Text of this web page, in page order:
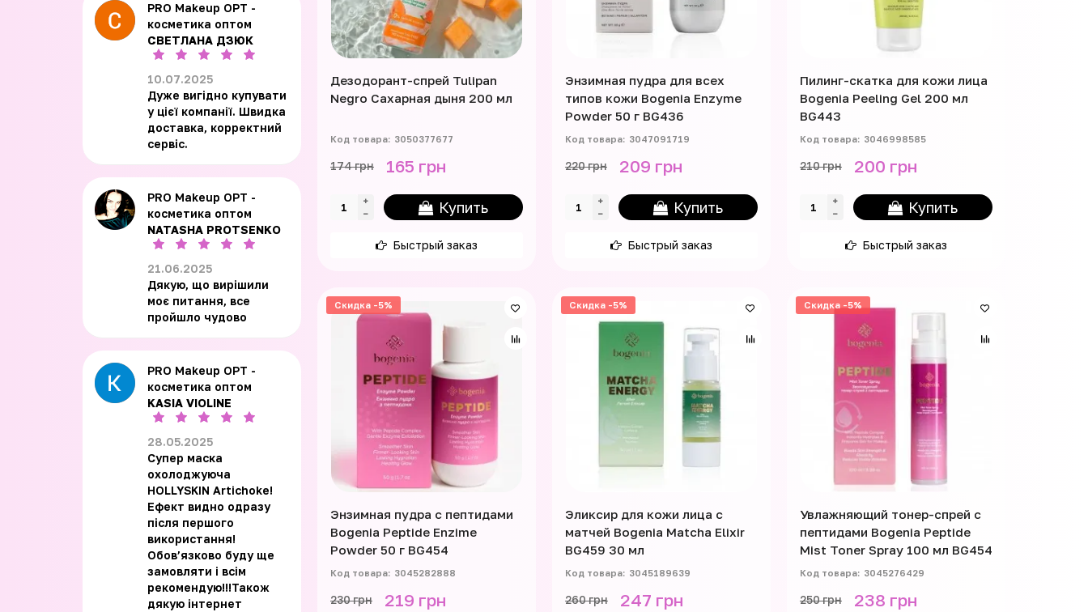
PRO Makeup OPT -
косметика оптом
СВЕТЛАНА ДЗЮК
10.07.2025
Дуже вигідно купувати
у цієї компанії. Швидка
доставка, корректний
сервіс.
PRO Makeup OPT -
косметика оптом
NATASHA PROTSENKO
21.06.2025
Дякую, що вирішили
моє питання, все
пройшло чудово
PRO Makeup OPT -
косметика оптом
KASIA VIOLINE
28.05.2025
Супер маска
охолоджуюча
HOLLYSKIN Artichoke!
Ефект видно одразу
після першого
використання!
Обовʼязково буду ще
замовляти і всім
рекомендую!!!Також
дякую інтернет
Дезодорант-спрей Tulipan
Negro Сахарная дыня 200 мл
3050377677
174 грн 165 грн
Купить
Быстрый заказ
Энзимная пудра для всех
типов кожи Bogenia Enzyme
Powder 50 г BG436
3047091719
220 грн 209 грн
Купить
Быстрый заказ
Пилинг-скатка для кожи лица
Bogenia Peeling Gel 200 мл
BG443
3046998585
210 грн 200 грн
Купить
Быстрый заказ
Скидка -5%
Энзимная пудра с пептидами
Bogenia Peptide Enzime
Powder 50 г BG454
3045282888
230 грн 219 грн
Скидка -5%
Эликсир для кожи лица с
матчей Bogenia Matcha Elixir
BG459 30 мл
3045189639
260 грн 247 грн
Скидка -5%
Увлажняющий тонер-спрей с
пептидами Bogenia Peptide
Mist Toner Spray 100 мл BG454
3045276429
250 грн 238 грн